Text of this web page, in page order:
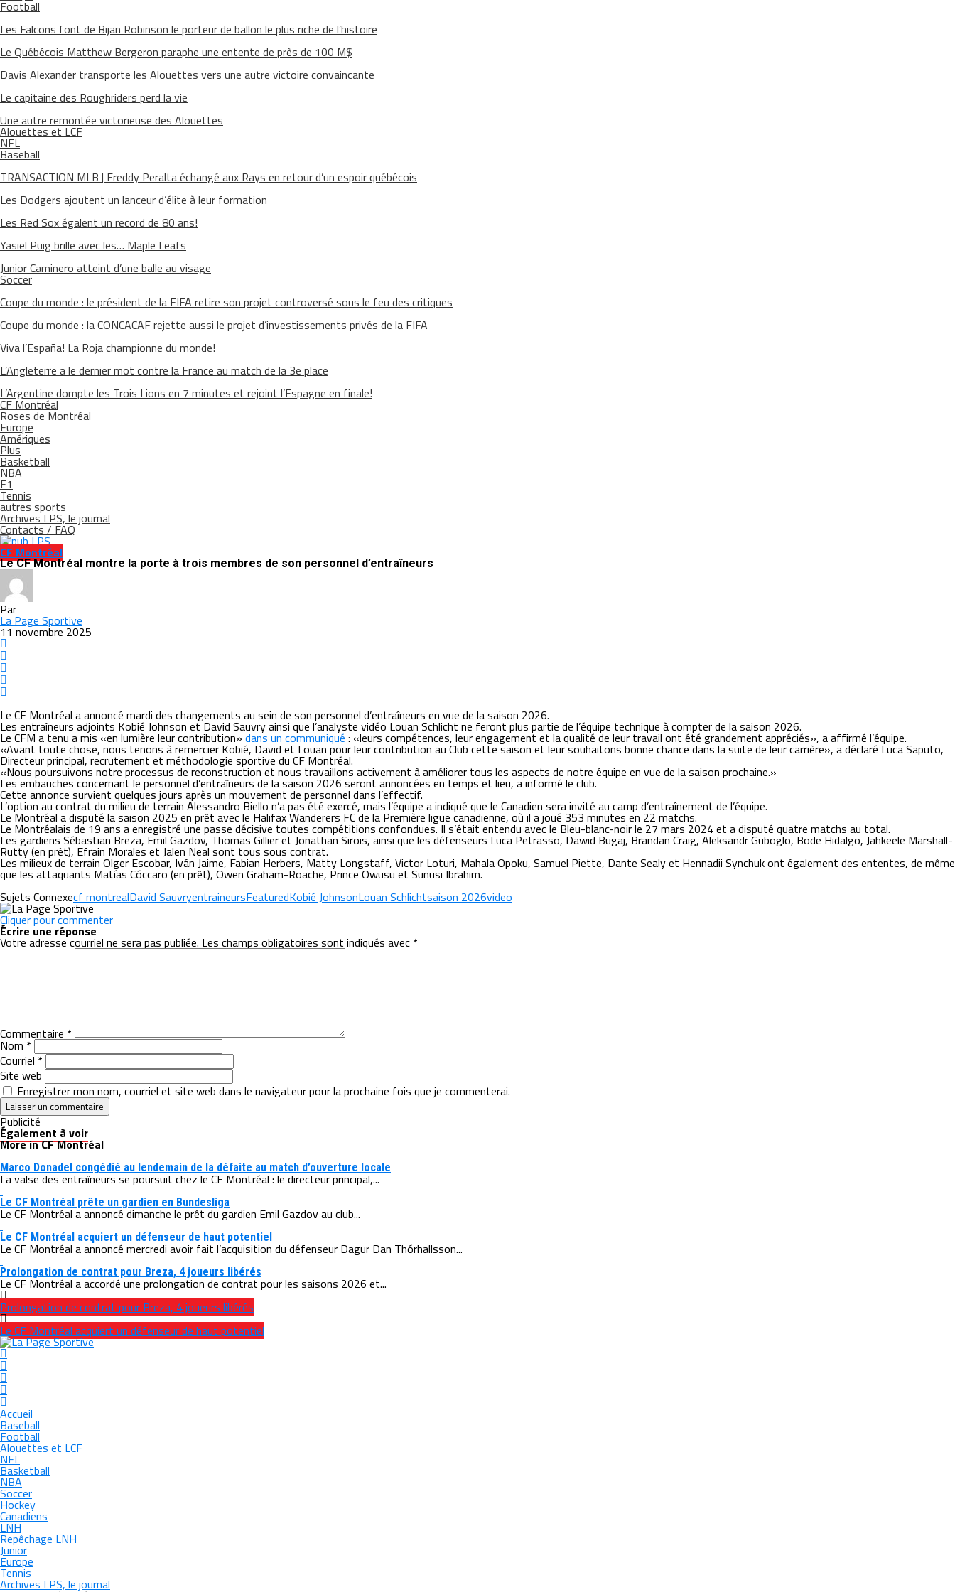
Football
Les Falcons font de Bijan Robinson le porteur de ballon le plus riche de l’histoire
Le Québécois Matthew Bergeron paraphe une entente de près de 100 M$
Davis Alexander transporte les Alouettes vers une autre victoire convaincante
Le capitaine des Roughriders perd la vie
Une autre remontée victorieuse des Alouettes
Alouettes et LCF
NFL
Baseball
TRANSACTION MLB | Freddy Peralta échangé aux Rays en retour d’un espoir québécois
Les Dodgers ajoutent un lanceur d’élite à leur formation
Les Red Sox égalent un record de 80 ans!
Yasiel Puig brille avec les… Maple Leafs
Junior Caminero atteint d’une balle au visage
Soccer
Coupe du monde : le président de la FIFA retire son projet controversé sous le feu des critiques
Coupe du monde : la CONCACAF rejette aussi le projet d’investissements privés de la FIFA
Viva l’España! La Roja championne du monde!
L’Angleterre a le dernier mot contre la France au match de la 3e place
L’Argentine dompte les Trois Lions en 7 minutes et rejoint l’Espagne en finale!
CF Montréal
Roses de Montréal
Europe
Amériques
Plus
Basketball
NBA
F1
Tennis
autres sports
Archives LPS, le journal
Contacts / FAQ
CF Montréal
Le CF Montréal montre la porte à trois membres de son personnel d’entraîneurs
Par
La Page Sportive
11 novembre 2025
Le CF Montréal a annoncé mardi des changements au sein de son personnel d’entraîneurs en vue de la saison 2026.
Les entraîneurs adjoints Kobié Johnson et David Sauvry ainsi que l’analyste vidéo Louan Schlicht ne feront plus partie de l’équipe technique à compter de la saison 2026.
Le CFM a tenu a mis «en lumière leur contribution» dans un communiqué : «leurs compétences, leur engagement et la qualité de leur travail ont été grandement appréciés», a affirmé l’équipe.
«Avant toute chose, nous tenons à remercier Kobié, David et Louan pour leur contribution au Club cette saison et leur souhaitons bonne chance dans la suite de leur carrière», a déclaré Luca Saputo,
Directeur principal, recrutement et méthodologie sportive du CF Montréal.
«Nous poursuivons notre processus de reconstruction et nous travaillons activement à améliorer tous les aspects de notre équipe en vue de la saison prochaine.»
Les embauches concernant le personnel d’entraîneurs de la saison 2026 seront annoncées en temps et lieu, a informé le club.
Cette annonce survient quelques jours après un mouvement de personnel dans l’effectif.
L’option au contrat du milieu de terrain Alessandro Biello n’a pas été exercé, mais l’équipe a indiqué que le Canadien sera invité au camp d’entraînement de l’équipe.
Le Montréal a disputé la saison 2025 en prêt avec le Halifax Wanderers FC de la Première ligue canadienne, où il a joué 353 minutes en 22 matchs.
Le Montréalais de 19 ans a enregistré une passe décisive toutes compétitions confondues. Il s’était entendu avec le Bleu-blanc-noir le 27 mars 2024 et a disputé quatre matchs au total.
Les gardiens Sébastian Breza, Emil Gazdov, Thomas Gillier et Jonathan Sirois, ainsi que les défenseurs Luca Petrasso, Dawid Bugaj, Brandan Craig, Aleksandr Guboglo, Bode Hidalgo, Jahkeele Marshall-
Rutty (en prêt), Efrain Morales et Jalen Neal sont tous sous contrat.
Les milieux de terrain Olger Escobar, Iván Jaime, Fabian Herbers, Matty Longstaff, Victor Loturi, Mahala Opoku, Samuel Piette, Dante Sealy et Hennadii Synchuk ont également des ententes, de même
que les attaquants Matías Cóccaro (en prêt), Owen Graham-Roache, Prince Owusu et Sunusi Ibrahim.
Sujets Connexecf montrealDavid SauvryentraineursFeaturedKobié JohnsonLouan Schlichtsaison 2026video
Cliquer pour commenter
Écrire une réponse
Votre adresse courriel ne sera pas publiée. Les champs obligatoires sont indiqués avec *
Commentaire *
Nom *
Courriel *
Site web
Enregistrer mon nom, courriel et site web dans le navigateur pour la prochaine fois que je commenterai.
Publicité
Également à voir
More in CF Montréal
Marco Donadel congédié au lendemain de la défaite au match d’ouverture locale
La valse des entraîneurs se poursuit chez le CF Montréal : le directeur principal,...
Le CF Montréal prête un gardien en Bundesliga
Le CF Montréal a annoncé dimanche le prêt du gardien Emil Gazdov au club...
Le CF Montréal acquiert un défenseur de haut potentiel
Le CF Montréal a annoncé mercredi avoir fait l’acquisition du défenseur Dagur Dan Thórhallsson...
Prolongation de contrat pour Breza, 4 joueurs libérés
Le CF Montréal a accordé une prolongation de contrat pour les saisons 2026 et...
Prolongation de contrat pour Breza, 4 joueurs libérés
Le CF Montréal acquiert un défenseur de haut potentiel
Accueil
Baseball
Football
Alouettes et LCF
NFL
Basketball
NBA
Soccer
Hockey
Canadiens
LNH
Repêchage LNH
Junior
Europe
Tennis
Archives LPS, le journal